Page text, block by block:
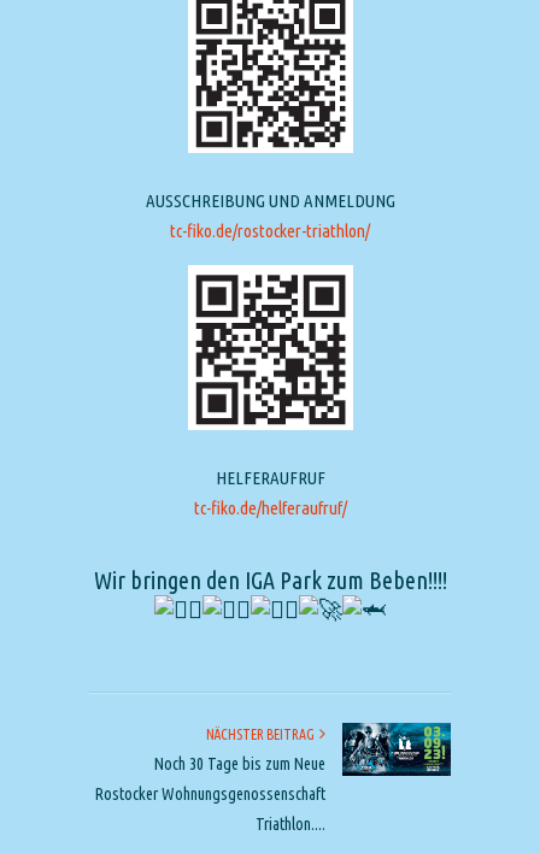
AUSSCHREIBUNG UND ANMELDUNG
tc-fiko.de/rostocker-triathlon/
HELFERAUFRUF
tc-fiko.de/helferaufruf/
Wir bringen den IGA Park zum Beben!!!!
NÄCHSTER BEITRAG
Noch 30 Tage bis zum Neue
Rostocker Wohnungsgenossenschaft
Triathlon....